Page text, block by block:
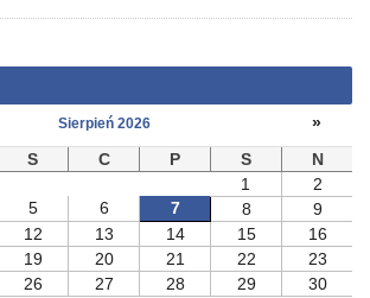
Sierpień 2026
»
S C P S
N
1
2
5 6 7 8
9
12 13 14 15
16
19 20 21 22
23
26 27 28 29
30